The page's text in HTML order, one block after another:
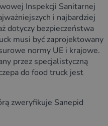
Inspekcji Sanitarnej
i najbardziej
dotyczy bezpieczeństwa
musi być zaprojektowany
normy UE i krajowe.
przez specjalistyczną
do food truck jest
zweryfikuje Sanepid